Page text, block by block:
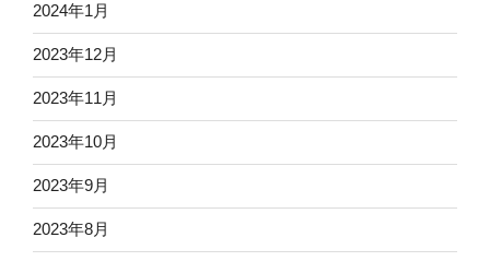
2024年1月
2023年12月
2023年11月
2023年10月
2023年9月
2023年8月